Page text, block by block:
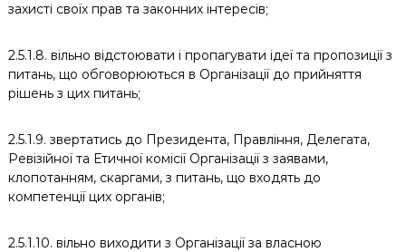
захисті своїх прав та законних інтересів;
2.5.1.8. вільно відстоювати і пропагувати ідеї та пропозиції з
питань, що обговорюються в Організації до прийняття
рішень з цих питань;
2.5.1.9. звертатись до Президента, Правління, Делегата,
Ревізійної та Етичної комісії Організації з заявами,
клопотанням, скаргами, з питань, що входять до
компетенції цих органів;
2.5.1.10. вільно виходити з Організації за власною